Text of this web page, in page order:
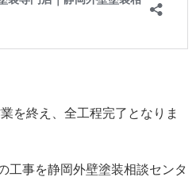
を終え、全工程完了となりま
工事を静岡外壁塗装相談センタ